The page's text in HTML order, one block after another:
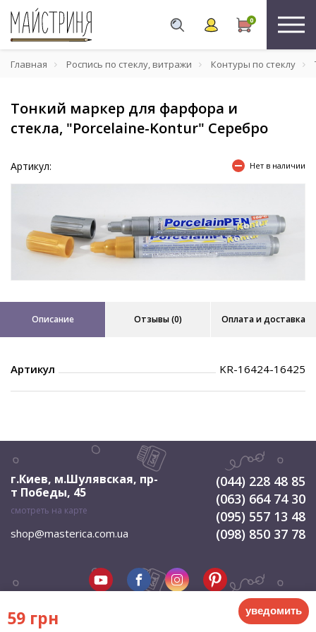
0
Главная Роспись по стеклу, витражи Контуры по стеклу
Тонкий маркер для фарфора и
стекла, "Porcelaine-Kontur" Серебро
Артикул: Нет в наличии
Описание Отзывы (0) Оплата и доставка
Артикул KR-16424-16425
59 грн уведомить
г.Киев, м.Шулявская, пр-
т Победы, 45
смотреть на карте
shop@masterica.com.ua
(044) 228 48 85
(063) 664 74 30
(095) 557 13 48
(098) 850 37 78